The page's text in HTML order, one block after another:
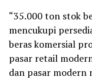
“35.000 ton stok
mencukupi
beras komersial
pasar retail
dan pasar modern